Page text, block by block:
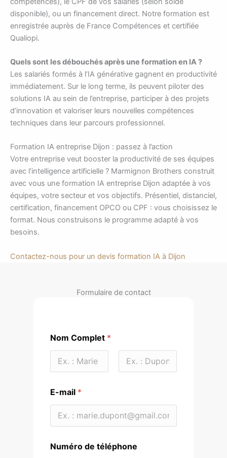
disponible), ou un financement direct. Notre formation est
enregistrée auprès de France Compétences et certifiée
Qualiopi.
Quels sont les débouchés après une formation en IA ?
Les salariés formés à l’IA générative gagnent en productivité
immédiatement. Sur le long terme, ils peuvent piloter des
solutions IA au sein de l’entreprise, participer à des projets
d’innovation et valoriser leurs nouvelles compétences
techniques dans leur parcours professionnel.
Formation IA entreprise Dijon : passez à l’action
Votre entreprise veut booster la productivité de ses équipes
avec l’intelligence artificielle ? Marmignon Brothers construit
avec vous une formation IA entreprise Dijon adaptée à vos
équipes, votre secteur et vos objectifs. Présentiel, distanciel,
certification, financement OPCO ou CPF : vous choisissez le
format. Nous construisons le programme adapté à vos
besoins.
Contactez-nous pour un devis formation IA à Dijon
Formulaire de contact
Nom Complet *
E-mail *
Numéro de téléphone